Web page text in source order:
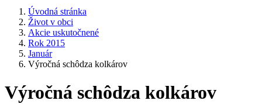
Úvodná stránka
Život v obci
Akcie uskutočnené
Rok 2015
Január
Výročná schôdza kolkárov
Výročná schôdza kolkárov